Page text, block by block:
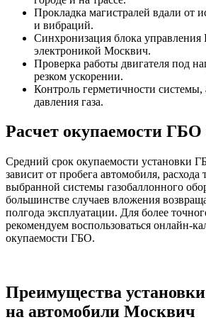
Прокладка магистралей вдали от
и вибраций.
Синхронизация блока
электроникой Москвич.
Проверка работы двигателя под
резком ускорении.
Контроль герметичности системы,
давления газа.
Расчет окупаемости
Средний срок окупаемости установки
зависит от пробега автомобиля, расхода
выбранной системы газобаллонного
большинстве случаев вложения
полгода эксплуатации. Для более
рекомендуем воспользоваться онлайн-
окупаемости ГБО.
Преимущества
на автомобили Москвич